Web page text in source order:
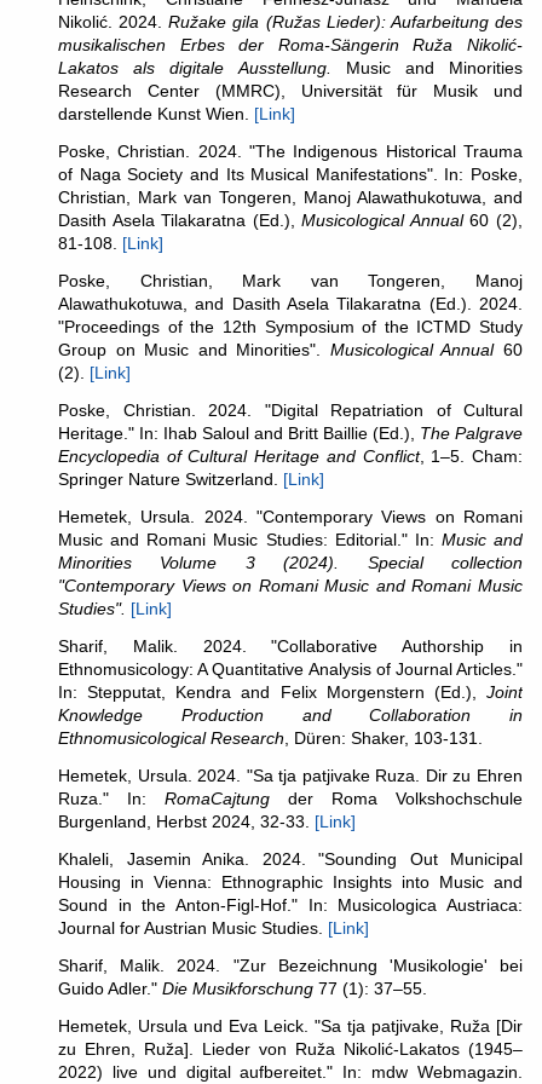
Nikolić. 2024.Ružake gila (Ružas Lieder): Aufarbeitung des
musikalischen Erbes der Roma-Sängerin Ruža Nikolić-
Lakatos als digitale Ausstellung. Music and Minorities
Research Center (MMRC), Universität für Musik und
darstellende Kunst Wien. [Link]
Poske, Christian. 2024. "The Indigenous Historical Trauma
of Naga Society and Its Musical Manifestations". In: Poske,
Christian, Mark van Tongeren, Manoj Alawathukotuwa, and
Dasith Asela Tilakaratna (Ed.),Musicological Annual60 (2),
81-108. [Link]
Poske, Christian, Mark van Tongeren, Manoj
Alawathukotuwa, and Dasith Asela Tilakaratna (Ed.). 2024.
"Proceedings of the 12th Symposium of the ICTMD Study
Group on Music and Minorities". Musicological Annual60
(2). [Link]
Poske, Christian. 2024. "Digital Repatriation of Cultural
Heritage." In: Ihab Saloul and Britt Baillie (Ed.), The Palgrave
Encyclopedia of Cultural Heritage and Conflict, 1–5. Cham:
Springer Nature Switzerland. [Link]
Hemetek, Ursula. 2024. "Contemporary Views on Romani
Music and Romani Music Studies: Editorial." In: Music and
Minorities
Volume 3 (2024). Special collection
"Contemporary Views on Romani Music and Romani Music
Studies". [Link]
Sharif, Malik. 2024. "Collaborative Authorship in
Ethnomusicology: A Quantitative Analysis of Journal Articles."
In: Stepputat, Kendra and Felix Morgenstern (Ed.), Joint
Knowledge Production and Collaboration in
Ethnomusicological Research, Düren: Shaker, 103-131.
Hemetek, Ursula. 2024. "Sa tja patjivake Ruza. Dir zu Ehren
Ruza." In: RomaCajtung der Roma Volkshochschule
Burgenland, Herbst 2024, 32-33. [Link]
Khaleli, Jasemin Anika. 2024. "Sounding Out Municipal
Housing in Vienna: Ethnographic Insights into Music and
Sound in the Anton-Figl-Hof." In: Musicologica Austriaca:
Journal for Austrian Music Studies. [Link]
Sharif, Malik. 2024. "Zur Bezeichnung 'Musikologie' bei
Guido Adler." Die Musikforschung 77 (1): 37–55.
Hemetek, Ursula und Eva Leick. "Sa tja patjivake, Ruža [Dir
zu Ehren, Ruža]. Lieder von Ruža Nikolić-Lakatos (1945–
2022) live und digital aufbereitet." In: mdw Webmagazin.